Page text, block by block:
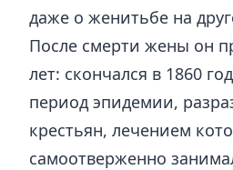
даже о женитьбе на
После смерти жены он
лет: скончался в 1860
период эпидемии,
крестьян, лечением
самоотверженно